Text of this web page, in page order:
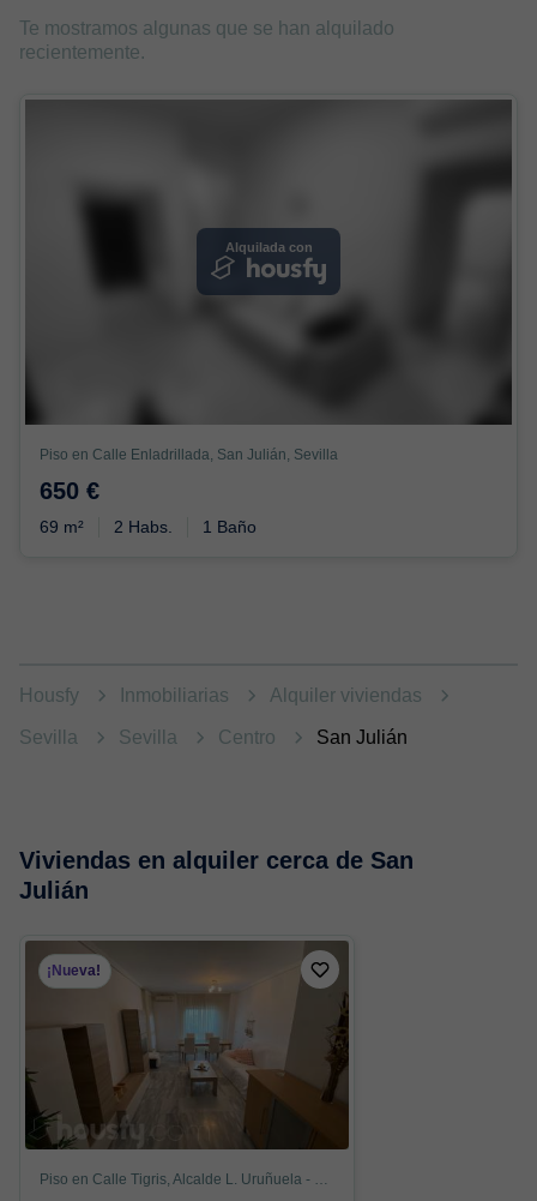
Te mostramos algunas que se han alquilado
recientemente.
Alquilada con
Piso en Calle Enladrillada, San Julián, Sevilla
650 €
69 m² 2 Habs. 1 Baño
Housfy Inmobiliarias Alquiler viviendas
Sevilla Sevilla Centro San Julián
Viviendas en alquiler cerca de San
Julián
¡Nueva!
Piso en Calle Tigris, Alcalde L. Uruñuela - Palacio de Congresos, Sevilla